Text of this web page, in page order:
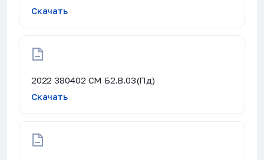
Скачать
2022 380402 СМ Б2.В.03(Пд)
Скачать